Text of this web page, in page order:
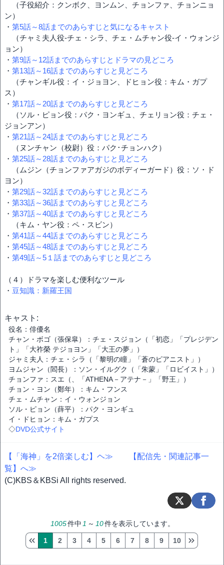
（子役紹介：クンボク、ヨンムン、チョンファ、チョンニョ
ン）
・ 第5話～8話までのあらすじと気になるキャスト
（チャミ夫人役-チェ・シラ、チェ・ムチャン役-イ・ウォンジ
ョン）
・ 第9話～12話までのあらすじとドラマの見どころ
・ 第13話～16話までのあらすじと見どころ
（チャンギル役：イ・ジョヨン、ドヒョン役：キム・ガプ
ス）
・ 第17話～20話までのあらすじと見どころ
（ソル・ピョン役：パク・ヨンギュ、チェリョン役：チェ・
ジョンアン）
・ 第21話～24話までのあらすじと見どころ
（ヌンチャン（校尉）役：パク･チョンハク）
・ 第25話～28話までのあらすじと見どころ
（ムジン（チョンファアガジのボディーガード）役：ソ・ド
ヨン）
・ 第29話～32話までのあらすじと見どころ
・ 第33話～36話までのあらすじと見どころ
・ 第37話～40話までのあらすじと見どころ
（キム・ヤン役：ペ・スビン）
・ 第41話～44話までのあらすじと見どころ
・ 第45話～48話までのあらすじと見どころ
・ 第49話～5１話までのあらすじと見どころ
（４）ドラマを楽しむ便利なツール
・ 豆知識：新羅王国
キャスト:
役名：俳優名
チャン・ボゴ（張保皐）：チェ・スジョン（「初恋」「プレジデン
ト」「大祚榮 テジョヨン」「大王の夢」）
ジャミ夫人：チェ・シラ（「黎明の瞳」「蒼のピアニスト」）
ヨムジャン（閻長）：ソン・イルグク（「朱蒙」「ロビイスト」）
チョンファ：スエ（、「ATHENA－アテナ－」「野王」）
チョン・ヨン（鄭年）：キム・フンス
チェ・ムチャン：イ・ウォンジョン
ソル・ピョン（薛平）：パク・ヨンギュ
イ・ドヒョン：キム・ガプス
◇DVD公式サイト
【「海神」を2倍楽しむ】ヘ≫
【配信先・関連記事一
覧】へ≫
(C)KBS＆KBSi All rights reserved.
1005件中 1 ～ 10件を表示しています。
1 2 3 4 5 6 7 8 9 10